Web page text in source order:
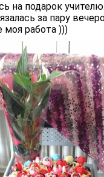
на подарок
за пару
работа )))